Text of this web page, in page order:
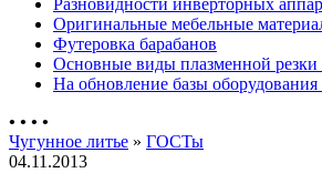
Разновидности инверторных
Оригинальные мебельные
Футеровка барабанов
Основные виды плазменной резки
На обновление базы
• • • •
Чугунное литье » ГОСТы
04.11.2013